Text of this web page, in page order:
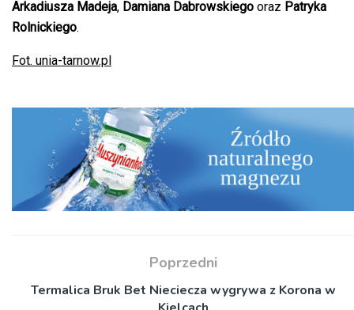
Arkadiusza Madeja, Damiana Dabrowskiego oraz Patryka
Rolnickiego.
Fot. unia-tarnow.pl
Poprzedni
Termalica Bruk Bet Nieciecza wygrywa z Korona w